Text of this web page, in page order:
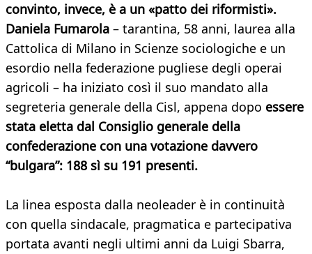
convinto, invece, è a un «patto dei riformisti».
Daniela Fumarola – tarantina, 58 anni, laurea alla
Cattolica di Milano in Scienze sociologiche e un
esordio nella federazione pugliese degli operai
agricoli – ha iniziato così il suo mandato alla
segreteria generale della Cisl, appena dopo essere
stata eletta dal Consiglio generale della
confederazione con una votazione davvero
“bulgara”: 188 sì su 191 presenti.
La linea esposta dalla neoleader è in continuità
con quella sindacale, pragmatica e partecipativa
portata avanti negli ultimi anni da Luigi Sbarra,